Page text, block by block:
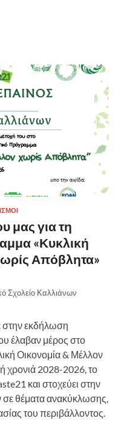
μας για τη
«Κυκλική
Απόβλητα»
Σχολείο Καλλιάνων
στην εκδήλωση
έλαβαν μέρος στο
Οικονομία & Μέλλον
χρονιά 2028-2026, το
και στοχεύει στην
θέματα ανακύκλωσης,
του περιβάλλοντος.